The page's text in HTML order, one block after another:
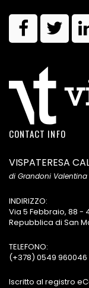
CONTACT INFO
VISPATERESA
di Grandoni Valentina
INDIRIZZO:
Via 5 Febbraio, 88 -
Repubblica di San
TELEFONO:
(+378) 0549 960046
Iscritto al registro